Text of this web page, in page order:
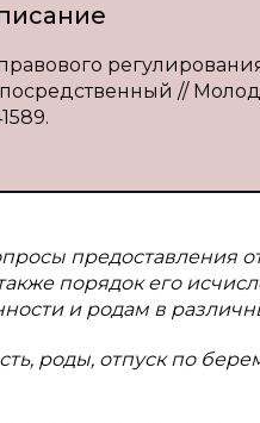
//
порядок его
и родам в
роды, отпуск по